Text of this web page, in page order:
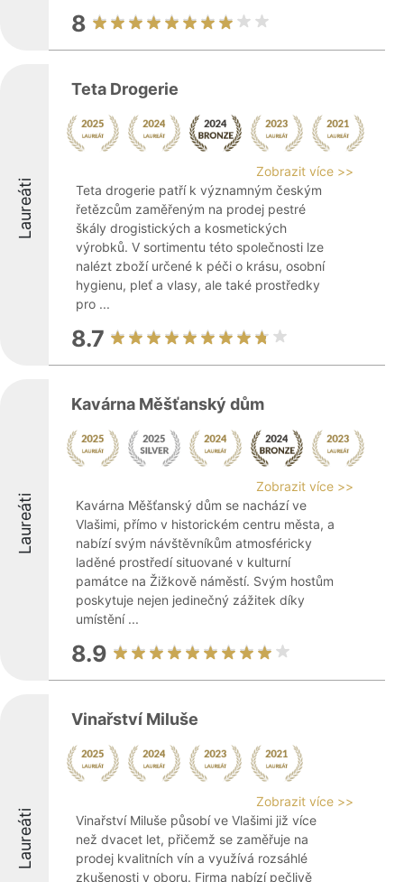
8
Laureáti
Teta Drogerie
Zobrazit více >>
Teta drogerie patří k významným českým
řetězcům zaměřeným na prodej pestré
škály drogistických a kosmetických
výrobků. V sortimentu této společnosti lze
nalézt zboží určené k péči o krásu, osobní
hygienu, pleť a vlasy, ale také prostředky
pro ...
8.7
Laureáti
Kavárna Měšťanský dům
Zobrazit více >>
Kavárna Měšťanský dům se nachází ve
Vlašimi, přímo v historickém centru města, a
nabízí svým návštěvníkům atmosféricky
laděné prostředí situované v kulturní
památce na Žižkově náměstí. Svým hostům
poskytuje nejen jedinečný zážitek díky
umístění ...
8.9
Laureáti
Vinařství Miluše
Zobrazit více >>
Vinařství Miluše působí ve Vlašimi již více
než dvacet let, přičemž se zaměřuje na
prodej kvalitních vín a využívá rozsáhlé
zkušenosti v oboru. Firma nabízí pečlivě